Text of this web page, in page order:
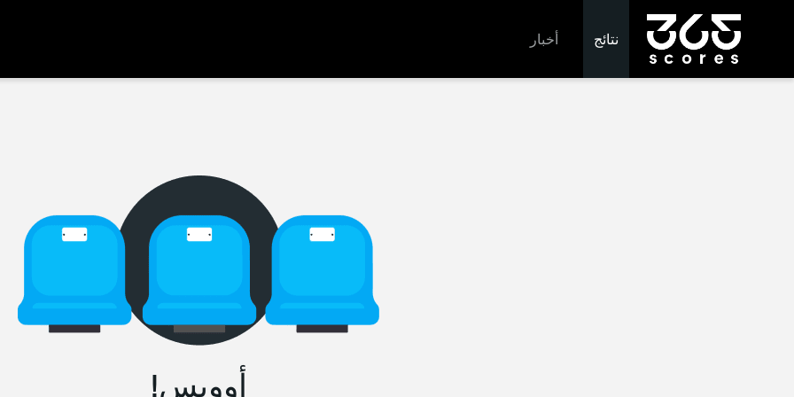
نتائج أخبار
أووبس!